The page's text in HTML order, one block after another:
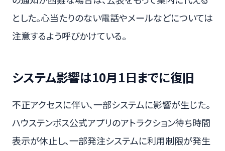
とした。心当たりのない電話やメールなどについては
注意するよう呼びかけている。
システム影響は10月1日までに復旧
不正アクセスに伴い、一部システムに影響が生じた。
ハウステンボス公式アプリのアトラクション待ち時間
表示が休止し、一部発注システムに利用制限が発生